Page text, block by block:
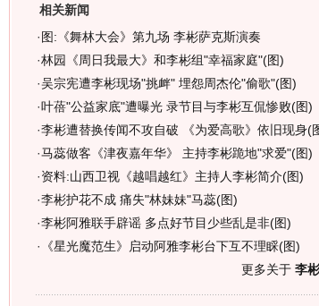
相关新闻
· 图:《舞林大会》第九场 李彬萨克斯演奏
·林园《周日我最大》和李彬组"幸福家庭"(图)
·吴宗宪遭李彬现场"挑衅" 埋怨周杰伦"偷歌"(图)
·叶蓓"公益家底"遭曝光 录节目与李彬互侃惨败(图)
·李彬遭替换传闻不攻自破 《为爱高歌》依旧现身(
·马蕊做客《津夜嘉年华》 主持李彬跪地"求爱"(图)
·资料:山西卫视《越唱越红》主持人李彬简介(图)
·李彬护花不成 痛失"林妹妹"马蕊(图)
·李彬阿雅联手辟谣 多点好节目少些乱是非(图)
· 《星光魔范生》启动阿雅李彬台下互不理睬(图)
更多关于 李